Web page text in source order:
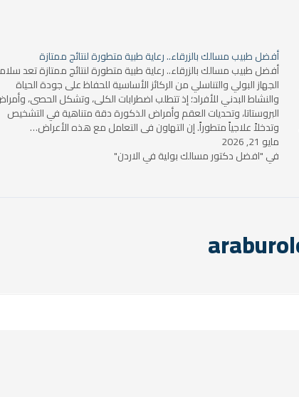
أفضل طبيب مسالك بالزرقاء.. رعاية طبية متطورة لنتائج ممتازة
أفضل طبيب مسالك بالزرقاء.. رعاية طبية متطورة لنتائج ممتازة تعد
الجهاز البولي والتناسلي من الركائز الأساسية للحفاظ على جودة الحياة
والنشاط البدني للأفراد؛ إذ تتطلب اضطرابات الكلى، وتشكل الحصى،
البروستاتا، وتحديات العقم وأمراض الذكورة دقة متناهية في التشخيص
وتدخلاً علاجياً متطوراً. إن التهاون في التعامل مع هذه الأعراض…
مايو 21, 2026
في "افضل دكتور مسالك بولية في الاردن"